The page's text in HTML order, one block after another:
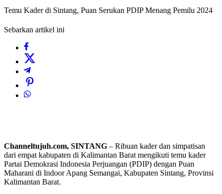
Temu Kader di Sintang, Puan Serukan PDIP Menang Pemilu 2024
Sebarkan artikel ini
Channeltujuh.com, SINTANG – Ribuan kader dan simpatisan
dari empat kabupaten di Kalimantan Barat mengikuti temu kader
Partai Demokrasi Indonesia Perjuangan (PDIP) dengan Puan
Maharani di Indoor Apang Semangai, Kabupaten Sintang, Provinsi
Kalimantan Barat.